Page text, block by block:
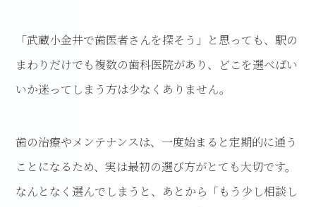
「武蔵小金井で歯医者さんを探そう」と思っても、駅の
まわりだけでも複数の歯科医院があり、どこを選べばい
いか迷ってしまう方は少なくありません。
歯の治療やメンテナンスは、一度始まると定期的に通う
ことになるため、実は最初の選び方がとても大切です。
なんとなく選んでしまうと、あとから「もう少し相談し